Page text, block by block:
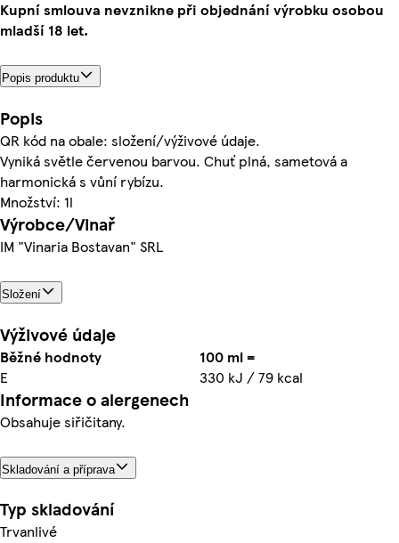
Kupní smlouva nevznikne při objednání výrobku osobou
mladší 18 let.
Popis produktu
Popis
QR kód na obale: složení/výživové údaje.
Vyniká světle červenou barvou. Chuť plná, sametová a
harmonická s vůní rybízu.
Množství: 1l
Výrobce/Vinař
IM "Vinaria Bostavan" SRL
Složení
Výživové údaje
Běžné hodnoty
100 ml =
E
330 kJ / 79 kcal
Informace o alergenech
Obsahuje siřičitany.
Skladování a příprava
Typ skladování
Trvanlivé